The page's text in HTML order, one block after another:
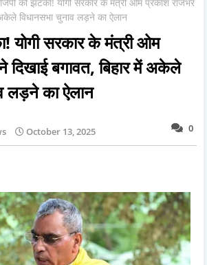
विधानसभा चुनाव लड़ने का ऐलान
योगी सरकार के मंत्री ओम
दिखाई बगावत, बिहार में अकेले
लड़ने का ऐलान
0
October 13, 2025